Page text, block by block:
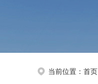
当前位置： 首页